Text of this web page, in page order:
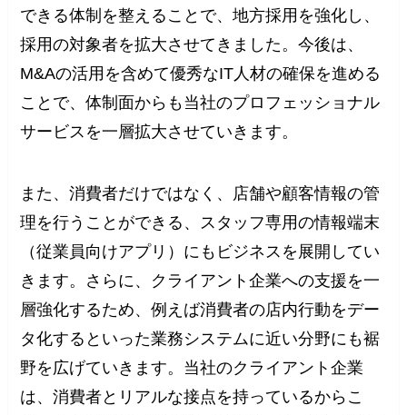
できる体制を整えることで、地方採用を強化し、
採用の対象者を拡大させてきました。今後は、
M&Aの活用を含めて優秀なIT人材の確保を進める
ことで、体制面からも当社のプロフェッショナル
サービスを一層拡大させていきます。
また、消費者だけではなく、店舗や顧客情報の管
理を行うことができる、スタッフ専用の情報端末
（従業員向けアプリ）にもビジネスを展開してい
きます。さらに、クライアント企業への支援を一
層強化するため、例えば消費者の店内行動をデー
タ化するといった業務システムに近い分野にも裾
野を広げていきます。当社のクライアント企業
は、消費者とリアルな接点を持っているからこ